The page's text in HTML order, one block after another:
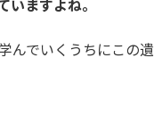
んでいくうちにこの